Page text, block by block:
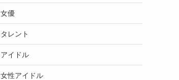
女優
タレント
アイドル
女性アイドル